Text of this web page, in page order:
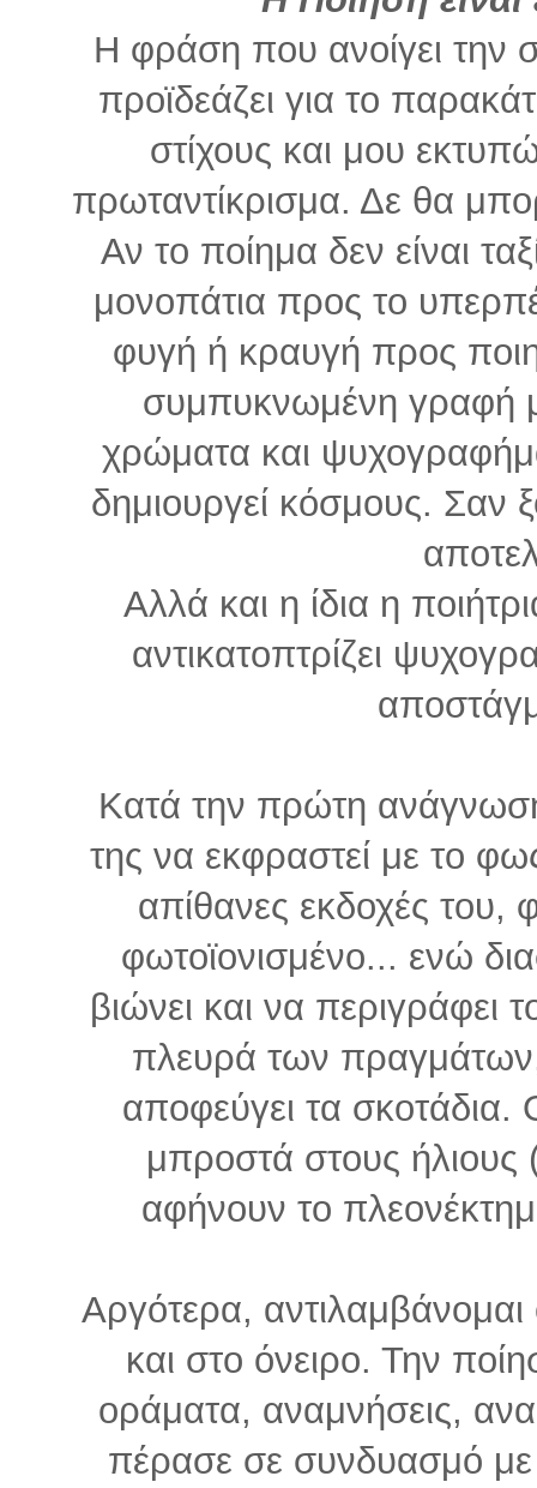
Η φράση που ανοίγει την
προϊδεάζει για το
στίχους και μου
πρωταντίκρισμα. Δε θα
Αν το ποίημα δεν είναι
μονοπάτια προς το
φυγή ή κραυγή προς
συμπυκνωμένη γραφή
χρώματα και
δημιουργεί κόσμους. Σαν
Αλλά και η ίδια η
αντικατοπτρίζει
Κατά την πρώτη
της να εκφραστεί με το
απίθανες εκδοχές
φωτοϊονισμένο... ενώ
βιώνει και να περιγράφει
πλευρά των πραγμάτων,
αποφεύγει τα σκοτάδια.
μπροστά στους ήλιους
αφήνουν το
Αργότερα, αντιλαμβάνομαι
και στο όνειρο. Την
οράματα, αναμνήσεις,
πέρασε σε συνδυασμό με